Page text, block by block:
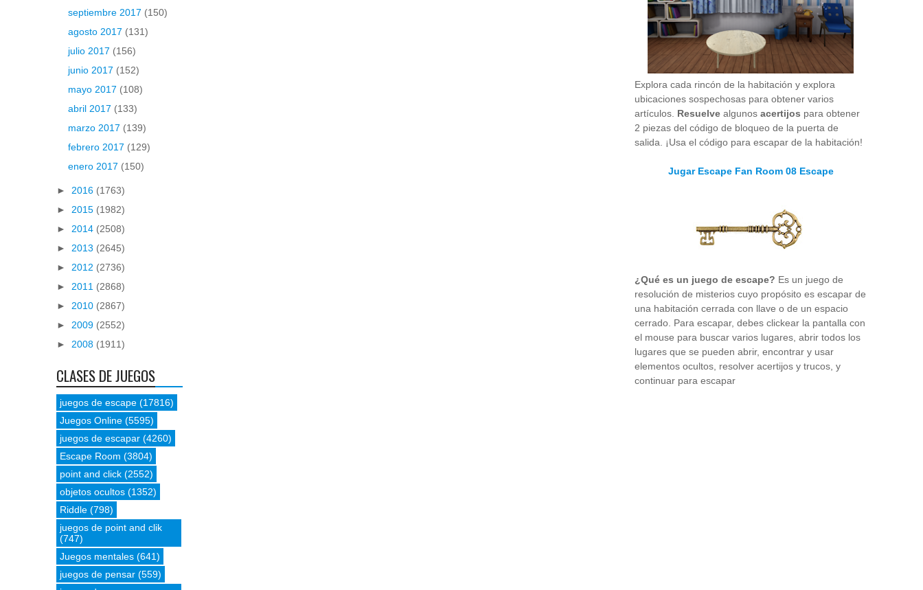
septiembre 2017 (150)
agosto 2017 (131)
julio 2017 (156)
junio 2017 (152)
mayo 2017 (108)
abril 2017 (133)
marzo 2017 (139)
febrero 2017 (129)
enero 2017 (150)
► 2016 (1763)
► 2015 (1982)
► 2014 (2508)
► 2013 (2645)
► 2012 (2736)
► 2011 (2868)
► 2010 (2867)
► 2009 (2552)
► 2008 (1911)
CLASES DE JUEGOS
juegos de escape (17816)
Juegos Online (5595)
juegos de escapar (4260)
Escape Room (3804)
point and click (2552)
objetos ocultos (1352)
Riddle (798)
juegos de point and clik
(747)
Juegos mentales (641)
juegos de pensar (559)
Explora cada rincón de la habitación y explora
ubicaciones sospechosas para obtener varios
artículos. Resuelve algunos acertijos para obtener
2 piezas del código de bloqueo de la puerta de
salida. ¡Usa el código para escapar de la habitación!
Jugar Escape Fan Room 08 Escape
¿Qué es un juego de escape? Es un juego de
resolución de misterios cuyo propósito es escapar de
una habitación cerrada con llave o de un espacio
cerrado. Para escapar, debes clickear la pantalla con
el mouse para buscar varios lugares, abrir todos los
lugares que se pueden abrir, encontrar y usar
elementos ocultos, resolver acertijos y trucos, y
continuar para escapar